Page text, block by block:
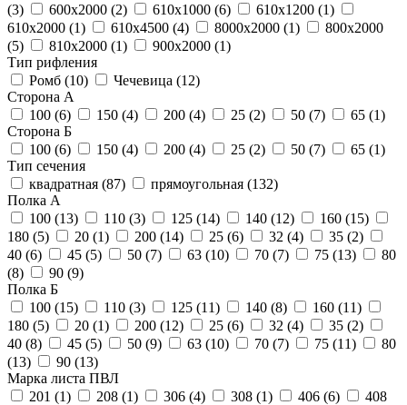
(3) 600х2000 (2) 610х1000 (6) 610х1200 (1)
610х2000 (1) 610х4500 (4) 8000х2000 (1)
800х2000
(5) 810х2000 (1) 900х2000 (1)
Тип рифления
Ромб (10) Чечевица (12)
Сторона А
100 (6) 150 (4) 200 (4) 25 (2) 50 (7) 65 (1)
Сторона Б
100 (6) 150 (4) 200 (4) 25 (2) 50 (7) 65 (1)
Тип сечения
квадратная (87) прямоугольная (132)
Полка А
100 (13) 110 (3) 125 (14) 140 (12) 160 (15)
180 (5) 20 (1) 200 (14) 25 (6) 32 (4) 35 (2)
40 (6) 45 (5) 50 (7) 63 (10) 70 (7) 75 (13)
80
(8) 90 (9)
Полка Б
100 (15) 110 (3) 125 (11) 140 (8) 160 (11)
180 (5) 20 (1) 200 (12) 25 (6) 32 (4) 35 (2)
40 (8) 45 (5) 50 (9) 63 (10) 70 (7) 75 (11)
80
(13) 90 (13)
Марка листа ПВЛ
201 (1) 208 (1) 306 (4) 308 (1) 406 (6)
408